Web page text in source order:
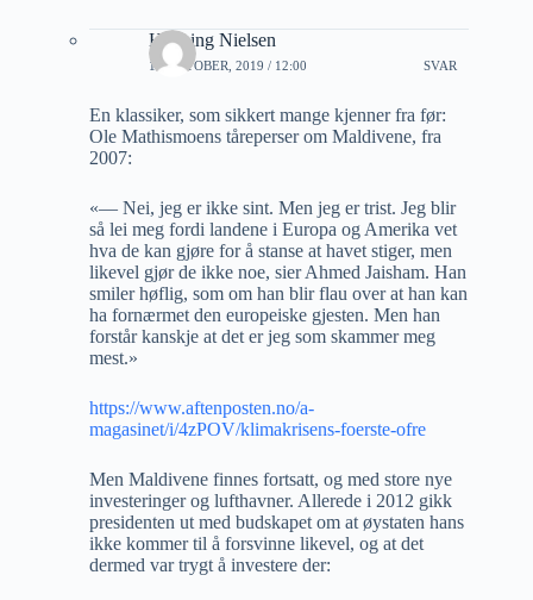
Henning Nielsen
14 OKTOBER, 2019 / 12:00 SVAR
En klassiker, som sikkert mange kjenner fra før:
Ole Mathismoens tåreperser om Maldivene, fra
2007:
«— Nei, jeg er ikke sint. Men jeg er trist. Jeg blir
så lei meg fordi landene i Europa og Amerika vet
hva de kan gjøre for å stanse at havet stiger, men
likevel gjør de ikke noe, sier Ahmed Jaisham. Han
smiler høflig, som om han blir flau over at han kan
ha fornærmet den europeiske gjesten. Men han
forstår kanskje at det er jeg som skammer meg
mest.»
https://www.aftenposten.no/a-
magasinet/i/4zPOV/klimakrisens-foerste-ofre
Men Maldivene finnes fortsatt, og med store nye
investeringer og lufthavner. Allerede i 2012 gikk
presidenten ut med budskapet om at øystaten hans
ikke kommer til å forsvinne likevel, og at det
dermed var trygt å investere der: